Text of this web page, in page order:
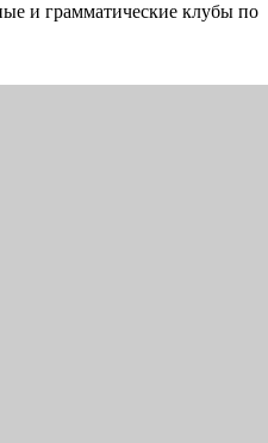
и грамматические клубы по